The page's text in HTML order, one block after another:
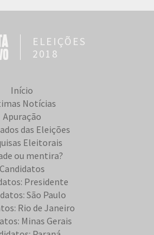
ELEIÇÕES
2018
Início
Notícias
Apuração
das Eleições
Eleitorais
ou mentira?
Candidatos
Presidente
São Paulo
Rio de Janeiro
Minas Gerais